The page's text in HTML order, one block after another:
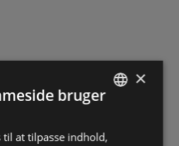
ENGLISH
×
bruger
til at tilpasse indhold,